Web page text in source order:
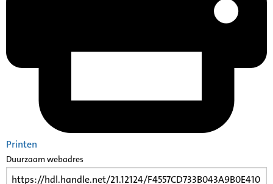
Printen
Duurzaam webadres